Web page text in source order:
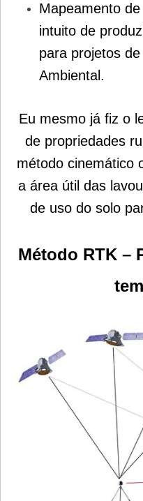
Mapeamento
intuito de
para projetos
Ambiental.
Eu mesmo já fiz o
de propriedades
método cinemático
a área útil das
de uso do solo
Método RTK –